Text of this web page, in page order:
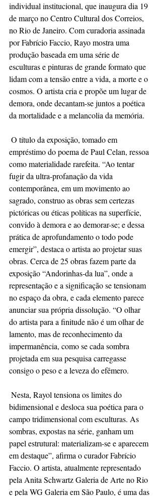
individual institucional, que inaugura dia 19
de março no Centro Cultural dos Correios,
no Rio de Janeiro. Com curadoria assinada
por Fabrício Faccio, Rayo mostra uma
produção baseada em uma série de
esculturas e pinturas de grande formato que
lidam com a tensão entre a vida, a morte e o
cosmos. O artista cria e propõe um lugar de
demora, onde decantam-se juntos a poética
da mortalidade e a melancolia da memória.
empréstimo do poema de Paul Celan, ressoa
como materialidade rarefeita. “Ao tentar
fugir da ultra-profanação da vida
contemporânea, em um movimento ao
sagrado, construo as obras sem certezas
pictóricas ou éticas políticas na superfície,
convido à demora e ao demorar-se; e dessa
prática de aprofundamento o todo pode
emergir”, destaca o artista ao projetar suas
obras. Cerca de 25 obras fazem parte da
exposição “Andorinhas-da lua”, onde a
representação e a significação se tensionam
no espaço da obra, e cada elemento parece
anunciar sua própria dissolução. “O olhar
do artista para a finitude não é um olhar de
lamento, mas de reconhecimento da
impermanência, como se cada sombra
projetada em sua pesquisa carregasse
consigo o peso e a leveza do efêmero.
bidimensional e desloca sua poética para o
campo tridimensional com esculturas. As
sombras, expostas na série, ganham um
papel estrutural: materializam-se e aparecem
em destaque”, afirma o curador Fabrício
Faccio. O artista, atualmente representado
pela Anita Schwartz Galeria de Arte no Rio
e pela WG Galeria em São Paulo, é uma das